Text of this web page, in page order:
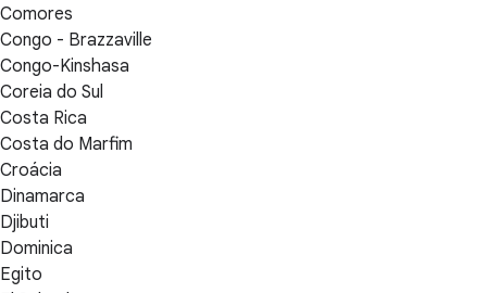
Comores
Congo - Brazzaville
Congo-Kinshasa
Coreia do Sul
Costa Rica
Costa do Marfim
Croácia
Dinamarca
Djibuti
Dominica
Egito